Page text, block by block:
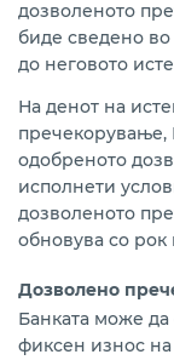
дозволеното
биде сведено
до неговото
На денот на
пречекорување,
одобреното
исполнети
дозволеното
обновува со рок
Дозволено
Банката може
фиксен износ